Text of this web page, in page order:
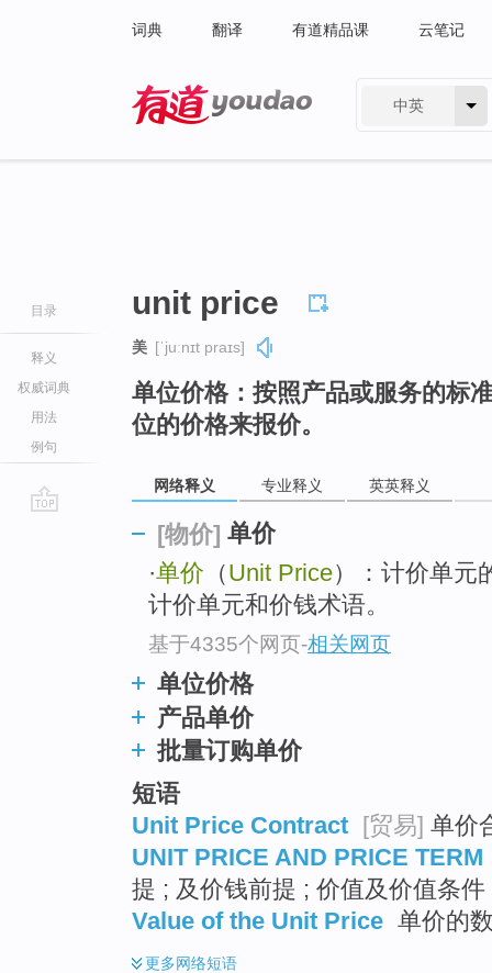
词典 翻译 有道精品课 云笔记
中英
目录
释义
权威词典
用法
例句
unit price
美 [ˈjuːnɪt praɪs]
单位价格：按照产品或服务的标
位的价格来报价。
网络释义 专业释义 英英释义
[物价] 单价
·单价 （Unit Price）：计价单元
计价单元和价钱术语。
基于4335个网页-相关网页
单位价格
产品单价
批量订购单价
短语
Unit Price Contract [贸易] 单价
UNIT PRICE AND PRICE TERM
提 ; 及价钱前提 ; 价值及价值条件
Value of the Unit Price 单价的
更多网络短语